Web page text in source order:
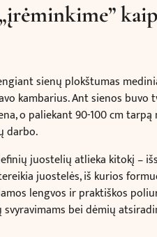
sienų plokštumas
kambarius. Ant sienos
o paliekant 90-100 cm
darbo.
juostelių atlieka kitokį –
juostelės, iš kurios
lengvos ir praktiškos
bei dėmių